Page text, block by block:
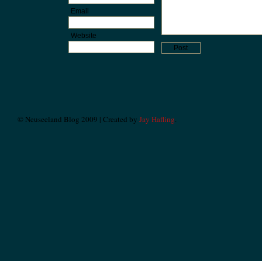
Email
Website
© Neuseeland Blog 2009 | Created by Jay Hafling.